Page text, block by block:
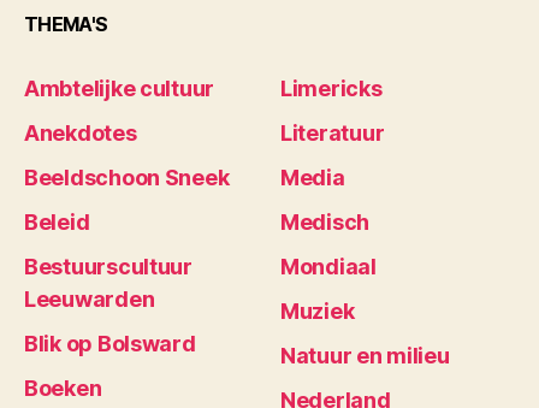
THEMA'S
Ambtelijke cultuur
Anekdotes
Beeldschoon Sneek
Beleid
Bestuurscultuur
Leeuwarden
Blik op Bolsward
Boeken
Limericks
Literatuur
Media
Medisch
Mondiaal
Muziek
Natuur en milieu
Nederland